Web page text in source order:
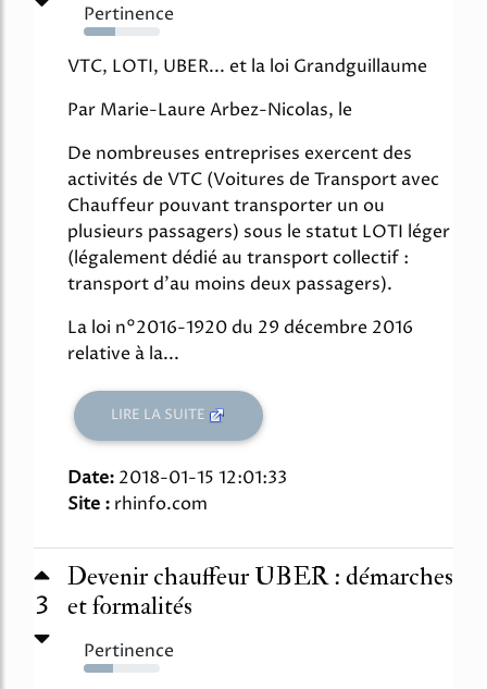
Pertinence
41%
VTC, LOTI, UBER... et la loi Grandguillaume
Par Marie-Laure Arbez-Nicolas, le
De nombreuses entreprises exercent des
activités de VTC (Voitures de Transport avec
Chauffeur pouvant transporter un ou
plusieurs passagers) sous le statut LOTI léger
(légalement dédié au transport collectif :
transport d'au moins deux passagers).
La loi n°2016-1920 du 29 décembre 2016
relative à la...
LIRE LA SUITE
Date: 2018-01-15 12:01:33
Site : rhinfo.com
3
Devenir chauffeur UBER : démarches
et formalités
Pertinence
39%